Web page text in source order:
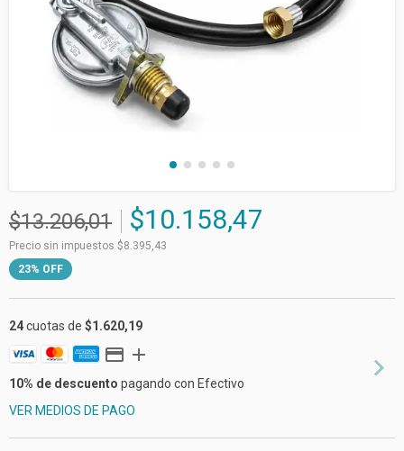
$13.206,01 $10.158,47
Precio sin impuestos $8.395,43
23% OFF
24cuotas de $1.620,19
10% de descuento pagando con Efectivo
VER MEDIOS DE PAGO